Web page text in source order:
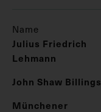
Name
Julius Friedrich
Lehmann
John Shaw Billings
Münchener